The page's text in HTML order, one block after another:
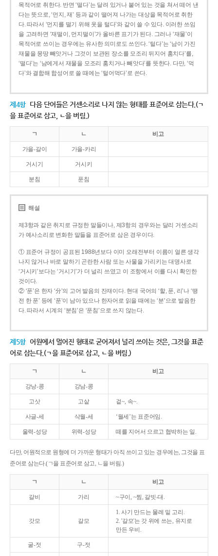
목적어로 취한다. 반면 ‘떨다’는 달려 있거나 붙어 있는 것을 쳐서 떼어 낸
다는 뜻으로, ‘먼지, 재’ 등과 같이 떨어져 나가는 대상을 목적어로 취한
다. 따라서 ‘먼지를 떨기 위해 옷을 털다’와 같이 쓸 수 있다. 이러한 쓰임
을 고려하면 ‘재떨이, 먼지떨이’가 올바른 표기가 된다. 그러나 ‘재물’이
목적어로 쓰이는 경우에는 유사한 의미로도 쓰인다. ‘털다’는 ‘남이 가진
재물을 몽땅 빼앗거나 그것이 보관된 장소를 모조리 뒤지어 훔치다’를,
‘떨다’는 ‘남에게서 재물을 모조리 훔치거나 빼앗다’를 뜻한다. 다만, ‘먹
다’와 결합해 합성어로 쓸 때에는 ‘털어먹다’로 쓴다.
제4항 다음 단어들은 거센소리로 나지 않는 형태를 표준어로 삼는다.(ㄱ
을 표준어로 삼고, ㄴ을 버림.)
ㄱ ㄴ 비고
가을-갈이 가을-카리
거시기 거시키
분침 푼침
해설
제3항과 같은 취지로 규정한 말들이나, 제3항의 경우와는 달리 거센소리
가 예사소리로 변화한 말들을 표준어로 삼은 경우이다.
① 표준어 규정이 공표된 1988년보다 이미 오래전부터 이름이 얼른 생각
나지 않거나 바로 말하기 곤란한 사람 또는 사물을 가리키는 대명사로
‘거시키’보다는 ‘거시기’가 더 널리 쓰였고 이 조항에서 이를 다시 확인한
것이다.
② ‘푼’은 한자 ‘分’의 고어 발음의 잔재이다. 현대 국어의 ‘할, 푼, 리’나 ‘땡
전 한 푼’ 등에 ‘푼’이 남아 있으나 한자어로 읽을 때에는 ‘분’으로 발음한
다. 따라서 시계의 ‘분침’은 ‘푼침’으로 쓰지 않는다.
제5항 어원에서 멀어진 형태로 굳어져서 널리 쓰이는 것은, 그것을 표준
어로 삼는다.(ㄱ을 표준어로 삼고, ㄴ을 버림.)
ㄱ ㄴ 비고
강낭-콩 강남-콩
고삿 고샅 겉~, 속~.
사글-세 삭월-세 ‘월세’는 표준어임.
울력-성당 위력-성당 떼를 지어서 으르고 협박하는 일.
다만, 어원적으로 원형에 더 가까운 형태가 아직 쓰이고 있는 경우에는, 그것을 표
준어로 삼는다.(ㄱ을 표준어로 삼고, ㄴ을 버림.)
ㄱ ㄴ 비고
갈비 가리 ~구이, ~찜, 갈빗-대.
갓모 갈모
1. 사기 만드는 물레 밑 고리.
2. '갈모'는 갓 위에 쓰는, 유지로
만든 우비.
굴-젓 구-젓